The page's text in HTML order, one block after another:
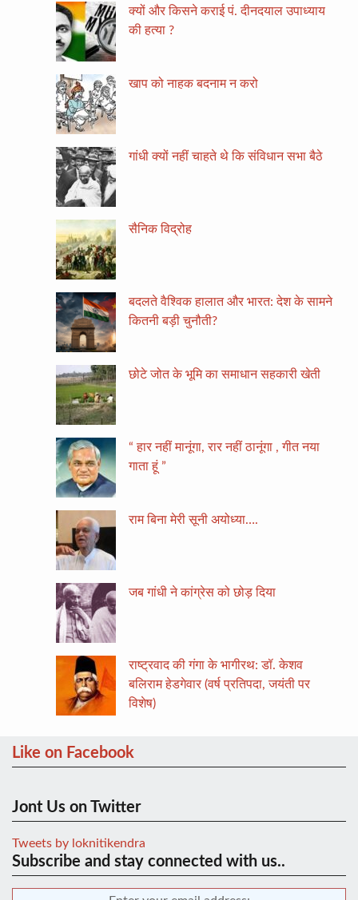
क्यों और किसने कराई पं. दीनदयाल उपाध्याय
की हत्या ?
खाप को नाहक बदनाम न करो
गांधी क्यों नहीं चाहते थे कि संविधान सभा बैठे
सैनिक विद्रोह
बदलते वैश्विक हालात और भारत: देश के सामने
कितनी बड़ी चुनौती?
छोटे जोत के भूमि का समाधान सहकारी खेती
“ हार नहीं मानूंगा, रार नहीं ठानूंगा , गीत नया
गाता हूं ”
राम बिना मेरी सूनी अयोध्या….
जब गांधी ने कांग्रेस को छोड़ दिया
राष्ट्रवाद की गंगा के भागीरथ: डॉ. केशव
बलिराम हेडगेवार (वर्ष प्रतिपदा, जयंती पर
विशेष)
Like on Facebook
Jont Us on Twitter
Tweets by loknitikendra
Subscribe and stay connected with us..